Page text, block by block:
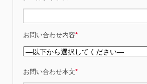
お問い合わせ内容*
お問い合わせ本文*